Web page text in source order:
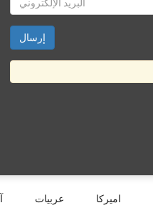
اميركا عربيات